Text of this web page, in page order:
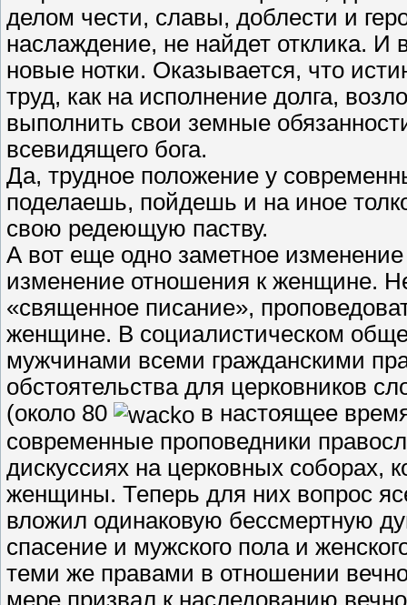
делом чести, славы, доблести и
наслаждение, не найдет отклика.
новые нотки. Оказывается, что
труд, как на исполнение долга,
выполнить свои земные
всевидящего бога.
Да, трудное положение у
поделаешь, пойдешь и на иное
свою редеющую паству.
А вот еще одно заметное
изменение отношения к женщине.
«священное писание»,
женщине. В социалистическом
мужчинами всеми гражданскими
обстоятельства для церковников
(около 80
в настоящее
современные проповедники
дискуссиях на церковных соборах,
женщины. Теперь для них вопрос
вложил одинаковую бессмертную
спасение и мужского пола и
теми же правами в отношении
мере призвал к наследованию